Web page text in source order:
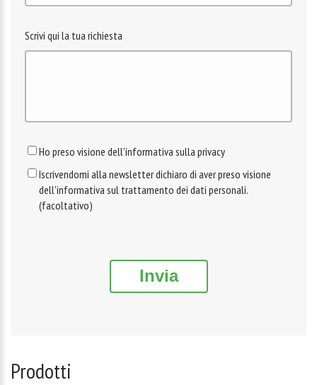
Scrivi qui la tua richiesta
Ho preso visione dell'informativa sulla privacy
Iscrivendomi alla newsletter dichiaro di aver preso visione
dell'informativa sul trattamento dei dati personali.
(facoltativo)
Invia
Prodotti